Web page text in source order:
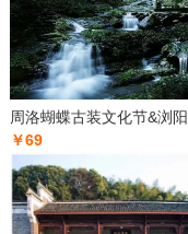
周洛蝴蝶古装文化节&浏阳
￥69